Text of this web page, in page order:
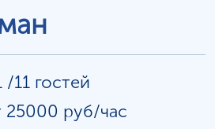
11 гостей
25000 руб/час